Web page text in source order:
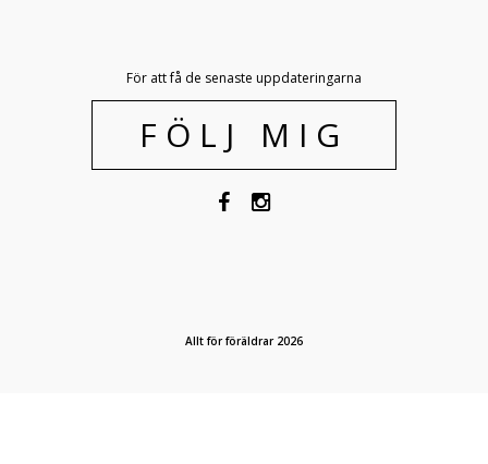
För att få de senaste uppdateringarna
FÖLJ MIG
Allt för föräldrar 2026